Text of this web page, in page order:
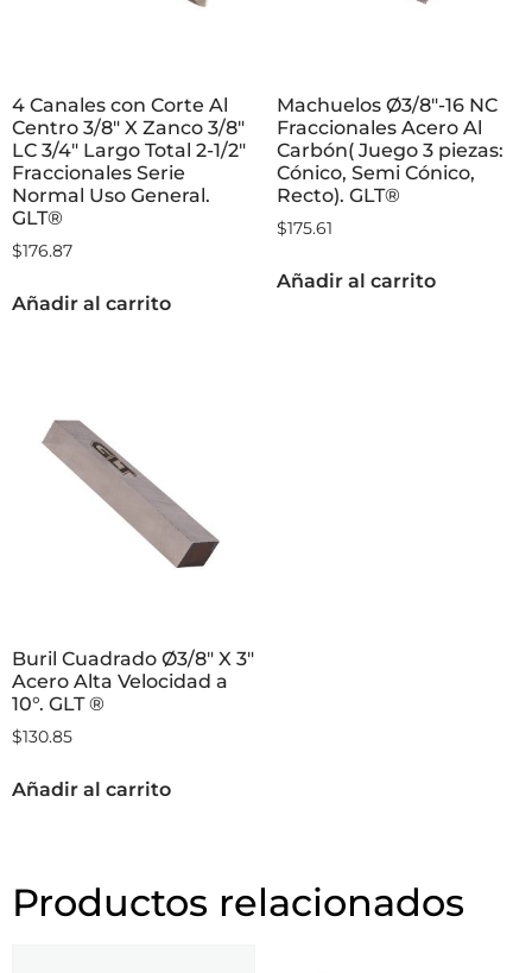
4 Canales con Corte Al
Centro 3/8″ X Zanco 3/8″
LC 3/4″ Largo Total 2-1/2″
Fraccionales Serie
Normal Uso General.
GLT®
$176.87
Añadir al carrito
Machuelos Ø3/8″-16 NC
Fraccionales Acero Al
Carbón( Juego 3 piezas:
Cónico, Semi Cónico,
Recto). GLT®
$175.61
Añadir al carrito
Buril Cuadrado Ø3/8″ X 3″
Acero Alta Velocidad a
10°. GLT ®
$130.85
Añadir al carrito
Productos relacionados